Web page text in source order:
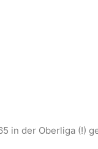
in der Oberliga (!)